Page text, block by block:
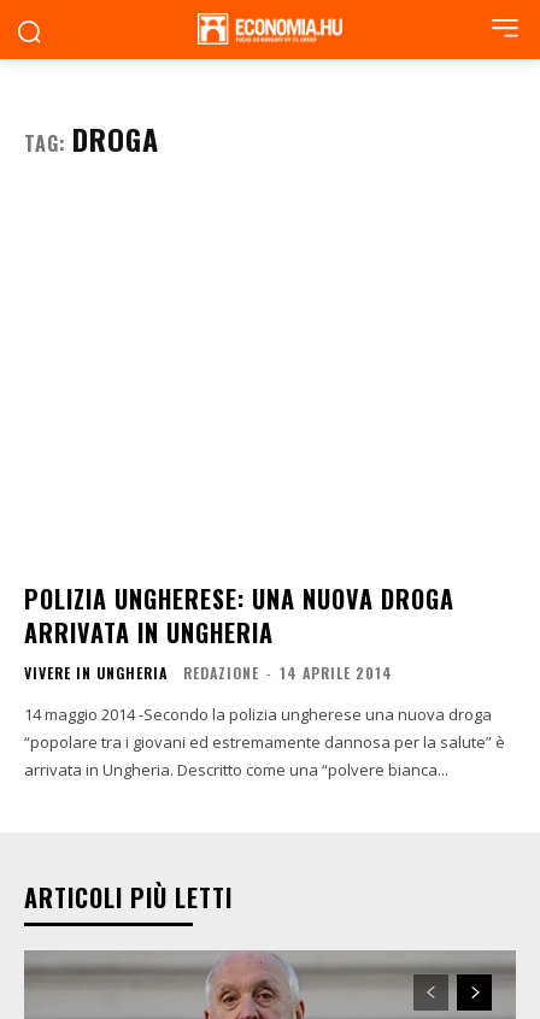
TAG: DROGA
POLIZIA UNGHERESE: UNA NUOVA DROGA
ARRIVATA IN UNGHERIA
VIVERE IN UNGHERIA REDAZIONE - 14 APRILE 2014
14 maggio 2014 -Secondo la polizia ungherese una nuova droga
“popolare tra i giovani ed estremamente dannosa per la salute” è
arrivata in Ungheria. Descritto come una “polvere bianca...
ARTICOLI PIÙ LETTI